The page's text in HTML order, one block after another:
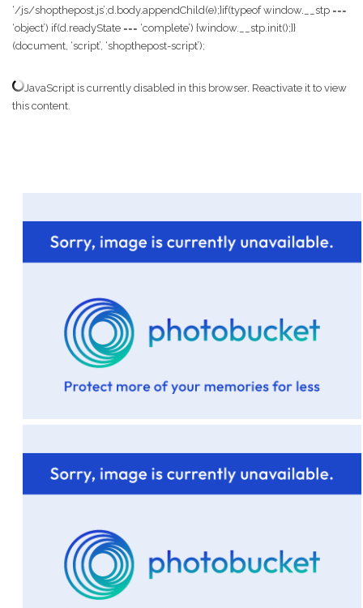
‘/js/shopthepost.js’;d.body.appendChild(e);}if(typeof window.__stp ===
‘object’) if(d.readyState === ‘complete’) {window.__stp.init();}}
(document, ‘script’, ‘shopthepost-script’);
JavaScript is currently disabled in this browser. Reactivate it to view
this content.